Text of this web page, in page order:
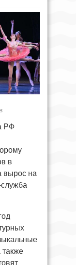
РФ
в
вырос на
также